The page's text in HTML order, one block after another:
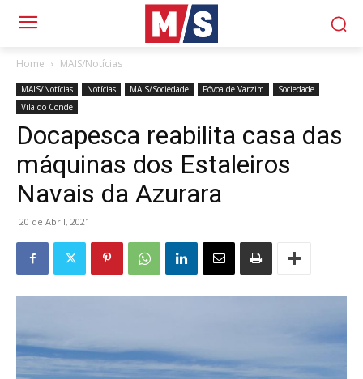
Home MAIS/Notícias
MAIS/Notícias Notícias MAIS/Sociedade Póvoa de Varzim
Sociedade
Vila do Conde
Docapesca reabilita casa das
máquinas dos Estaleiros
Navais da Azurara
20 de Abril, 2021